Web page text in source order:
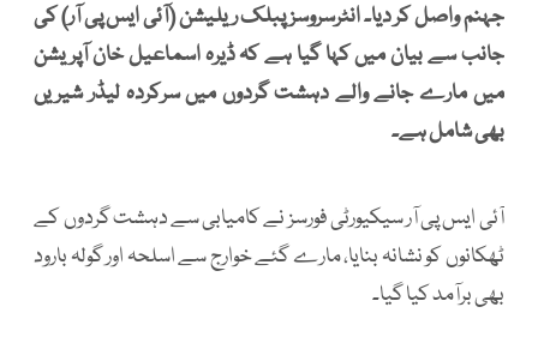
جہنم واصل کر دیا۔ انٹرسروسز پبلک ریلیشن (آئی ایس پی آر) کی
جانب سے بیان میں کہا گیا ہے کہ ڈیرہ اسماعیل خان آپریشن
میں مارے جانے والے دہشت گردوں میں سرکردہ لیڈر شیریں
بھی شامل ہے۔
آئی ایس پی آر سیکیورٹی فورسز نے کامیابی سے دہشت گردوں کے
ٹھکانوں کو نشانہ بنایا، مارے گئے خوارج سے اسلحہ اور گولہ بارود
بھی برآمد کیا گیا۔